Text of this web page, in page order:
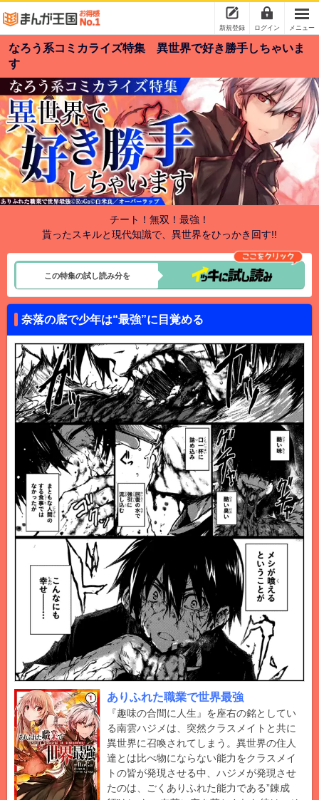
新規登録 ログイン メニュー
なろう系コミカライズ特集 異世界で好き勝手しちゃいま
す
チート！無双！最強！
貰ったスキルと現代知識で、異世界をひっかき回す!!
この特集の試し読み分を
奈落の底で少年は“最強”に目覚める
ありふれた職業で世界最強
『趣味の合間に人生』を座右の銘としてい
る南雲ハジメは、突然クラスメイトと共に
異世界に召喚されてしまう。異世界の住人
達とは比べ物にならない能力をクラスメイ
トの皆が発現させる中、ハジメが発現させ
たのは、ごくありふれた能力である”錬成